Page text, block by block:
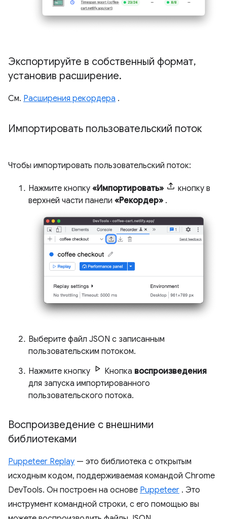
Экспортируйте в собственный формат,
установив расширение.
См. Расширения рекордера .
Импортировать пользовательский поток
Чтобы импортировать пользовательский поток:
Нажмите кнопку «Импортировать»
кнопку в
верхней части панели «Рекордер» .
Выберите файл JSON с записанным
пользовательским потоком.
Нажмите кнопку
Кнопка воспроизведения
для запуска импортированного
пользовательского потока.
Воспроизведение с внешними
библиотеками
Puppeteer Replay — это библиотека с открытым
исходным кодом, поддерживаемая командой Chrome
DevTools. Он построен на основе Puppeteer . Это
инструмент командной строки, с его помощью вы